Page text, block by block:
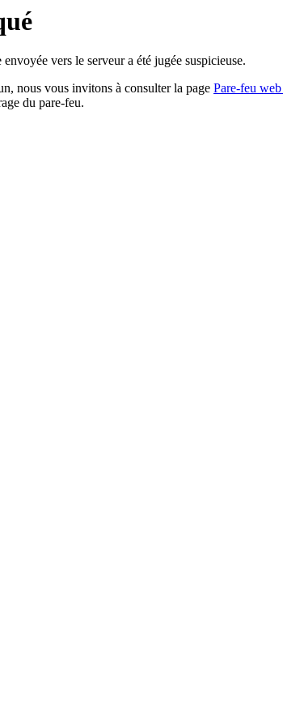
vers le serveur a été jugée suspicieuse.
nous vous invitons à consulter la page Pare-feu
du pare-feu.